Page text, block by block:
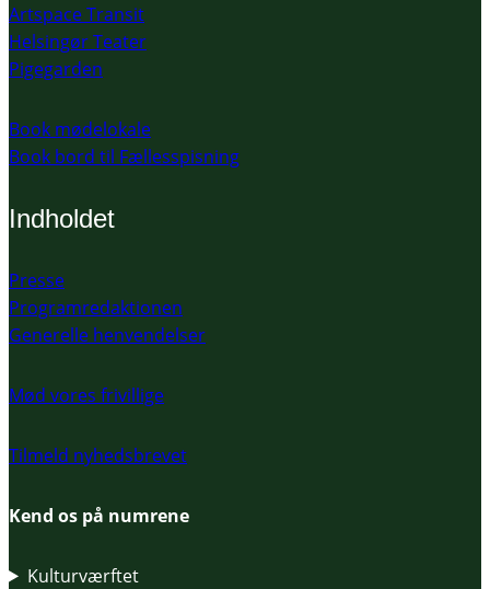
Artspace Transit
Helsingør Teater
Pigegarden
Book mødelokale
Book bord til Fællesspisning
Indholdet
Presse
Programredaktionen
Generelle henvendelser
Mød vores frivillige
Tilmeld nyhedsbrevet
Kend os på numrene
Kulturværftet